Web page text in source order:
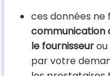
ces données ne
communication
le fournisseur
par votre